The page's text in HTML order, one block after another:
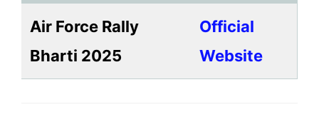
Air Force Rally
Bharti 2025
Official
Website